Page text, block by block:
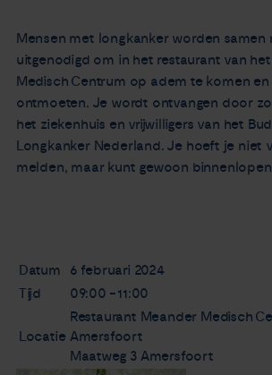
Nieuws
Agenda
Over ons
Mensen met longkanker worden samen
uitgenodigd om in het restaurant van
Medisch Centrum op adem te komen
ontmoeten. Je wordt ontvangen door
het ziekenhuis en vrijwilligers van het
Longkanker Nederland. Je hoeft je niet
melden, maar kunt gewoon
Datum 6 februari 2024
Tijd
09:00 - 11:00
Locatie
Restaurant Meander Medisch
Amersfoort
Maatweg 3 Amersfoort